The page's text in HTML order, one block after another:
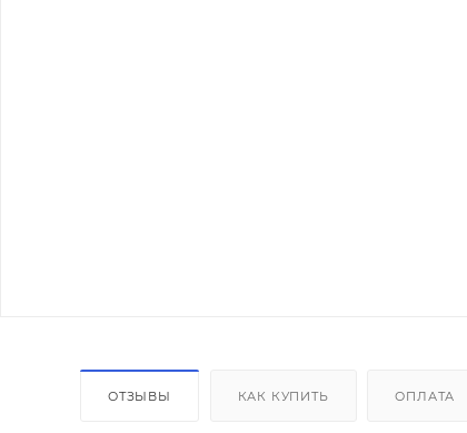
ОТЗЫВЫ КАК КУПИТЬ ОПЛАТА